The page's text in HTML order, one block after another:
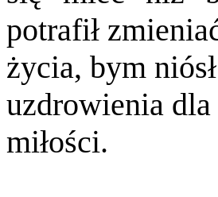
potrafił
życia, bym
uzdrowienia
miłości.